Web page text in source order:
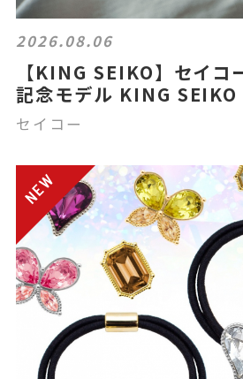
2026.08.06
【KING SEIKO】セイ
記念モデル KING SEIKO
セイコー